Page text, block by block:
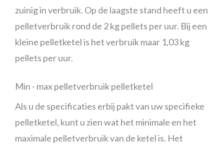
zuinig in verbruik. Op de laagste stand heeft u een
pelletverbruik rond de 2 kg pellets per uur. Bij een
kleine pelletketel is het verbruik maar 1,03 kg
pellets per uur.
Min - max pelletverbruik pelletketel
Als u de specificaties erbij pakt van uw specifieke
pelletketel, kunt u zien wat het minimale en het
maximale pelletverbruik van de ketel is. Het